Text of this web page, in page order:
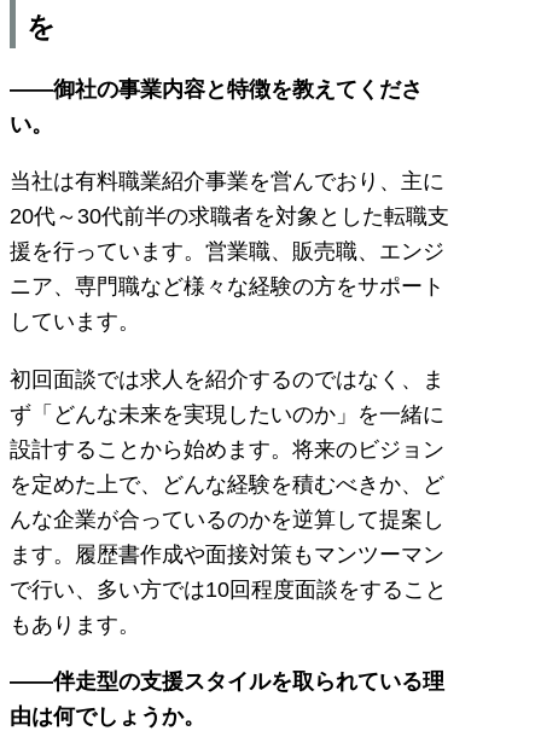
を
――御社の事業内容と特徴を教えてくださ
い。
当社は有料職業紹介事業を営んでおり、主に
20代～30代前半の求職者を対象とした転職支
援を行っています。営業職、販売職、エンジ
ニア、専門職など様々な経験の方をサポート
しています。
初回面談では求人を紹介するのではなく、ま
ず「どんな未来を実現したいのか」を一緒に
設計することから始めます。将来のビジョン
を定めた上で、どんな経験を積むべきか、ど
んな企業が合っているのかを逆算して提案し
ます。履歴書作成や面接対策もマンツーマン
で行い、多い方では10回程度面談をすること
もあります。
――伴走型の支援スタイルを取られている理
由は何でしょうか。